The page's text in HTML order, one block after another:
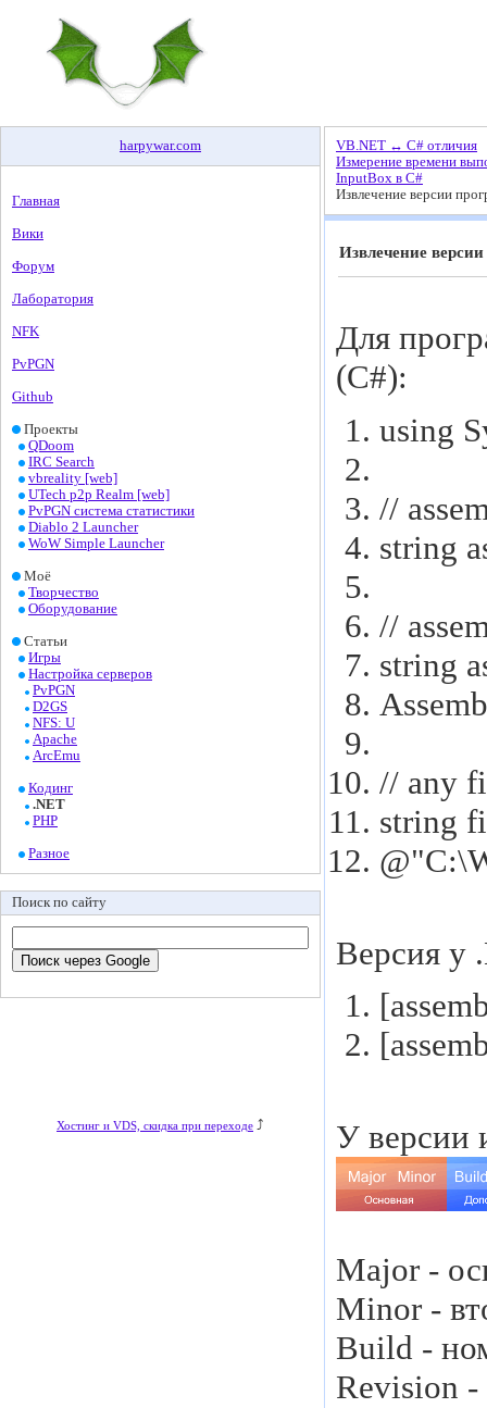
harpywar.com
Главная
Вики
Форум
Лаборатория
NFK
PvPGN
Github
Проекты
QDoom
IRC Search
vbreality [web]
UTech p2p Realm [web]
PvPGN система статистики
Diablo 2 Launcher
WoW Simple Launcher
Моё
Творчество
Оборудование
Статьи
Игры
Настройка серверов
PvPGN
D2GS
NFS: U
Apache
ArcEmu
Кодинг
.NET
PHP
Разное
Поиск по сайту
Хостинг и VDS, скидка при переходе ⤴
VB.NET ↔ C# отличия
Измерение времени
InputBox в C#
Извлечение версии
Извлечение
Для
(С#):
using
//
string
//
string
// any
string
@
Версия у
У версии
Major -
Minor -
Build -
Revision -